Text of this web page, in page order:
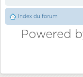
Index du forum
Powered